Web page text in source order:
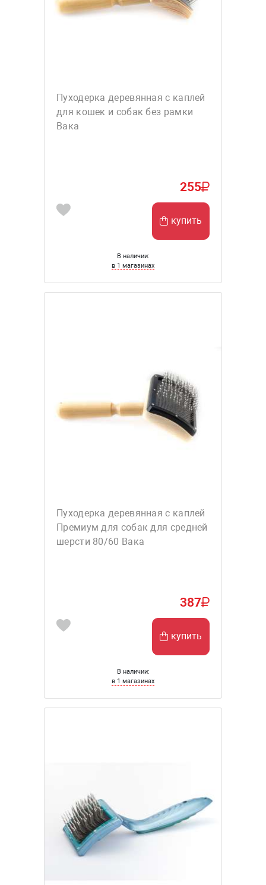
Пуходерка деревянная с каплей
для кошек и собак без рамки
Вака
255
купить
В наличии:
в 1 магазинах
Пуходерка деревянная с каплей
Премиум для собак для средней
шерсти 80/60 Вака
387
купить
В наличии:
в 1 магазинах